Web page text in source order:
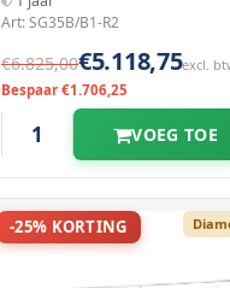
Art: SG35B/B1-R2
€6.825,00€5.118,75excl.
Bespaar €1.706,25
VOEG TOE
-25% KORTING